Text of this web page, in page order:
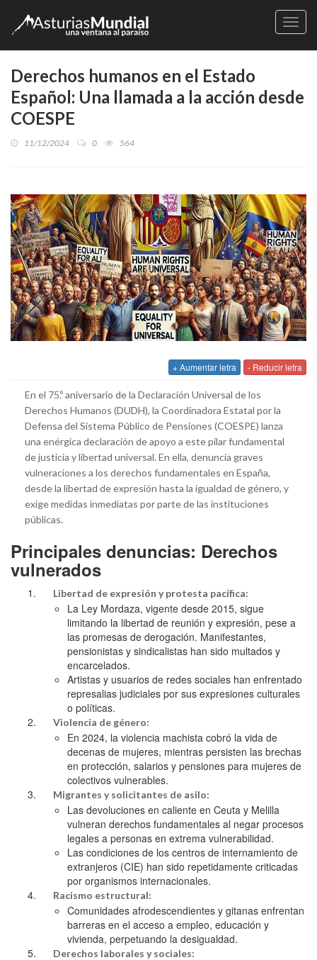
Derechos humanos en el Estado
Español: Una llamada a la acción desde
COESPE
11/12/2024 0 564
+ Aumentar letra - Reducir letra
En el 75.º aniversario de la Declaración Universal de los
Derechos Humanos (DUDH), la Coordinadora Estatal por la
Defensa del Sistema Público de Pensiones (COESPE) lanza
una enérgica declaración de apoyo a este pilar fundamental
de justicia y libertad universal. En ella, denuncia graves
vulneraciones a los derechos fundamentales en España,
desde la libertad de expresión hasta la igualdad de género, y
exige medidas inmediatas por parte de las instituciones
públicas.
Principales denuncias: Derechos
vulnerados
Libertad de expresión y protesta pacífica:
La Ley Mordaza, vigente desde 2015, sigue
limitando la libertad de reunión y expresión, pese a
las promesas de derogación. Manifestantes,
pensionistas y sindicalistas han sido multados y
encarcelados.
Artistas y usuarios de redes sociales han enfrentado
represalias judiciales por sus expresiones culturales
o políticas.
Violencia de género:
En 2024, la violencia machista cobró la vida de
decenas de mujeres, mientras persisten las brechas
en protección, salarios y pensiones para mujeres de
colectivos vulnerables.
Migrantes y solicitantes de asilo:
Las devoluciones en caliente en Ceuta y Melilla
vulneran derechos fundamentales al negar procesos
legales a personas en extrema vulnerabilidad.
Las condiciones de los centros de internamiento de
extranjeros (CIE) han sido repetidamente criticadas
por organismos internacionales.
Racismo estructural:
Comunidades afrodescendientes y gitanas enfrentan
barreras en el acceso a empleo, educación y
vivienda, perpetuando la desigualdad.
Derechos laborales y sociales: